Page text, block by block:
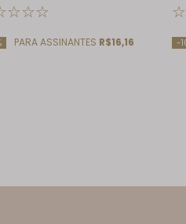
☆☆☆
PARA ASSINANTES R$16,16
☆
-